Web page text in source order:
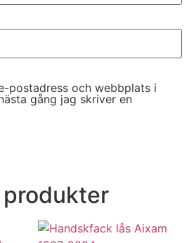
postadress och webbplats i
gång jag skriver en